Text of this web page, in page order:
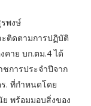
พงษ์
ะติดตามการปฏิบัติ
คาย บก.ตม.4 ได้
การประจำปีจาก
. ที่กำหนดโดย
พร้อมมอบสิ่งของ